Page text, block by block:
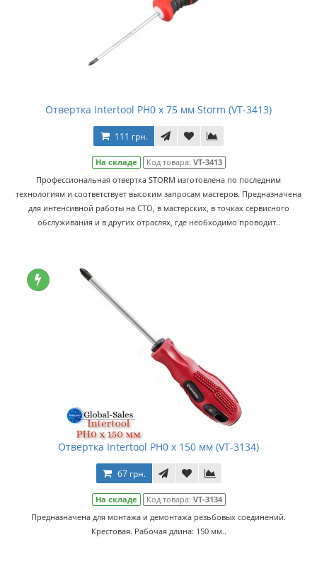
Отвертка Intertool PH0 x 75 мм Storm (VT-3413)
111 грн.
На складе Код товара: VT-3413
Профессиональная отвертка STORM изготовлена по последним
технологиям и соответствует высоким запросам мастеров. Предназначена
для интенсивной работы на СТО, в мастерских, в точках сервисного
обслуживания и в других отраслях, где необходимо проводит..
Отвертка Intertool PH0 х 150 мм (VT-3134)
67 грн.
На складе Код товара: VT-3134
Предназначена для монтажа и демонтажа резьбовых соединений.
Крестовая. Рабочая длина: 150 мм..